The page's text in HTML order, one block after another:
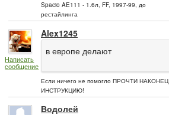
Spacio AE111 - 1.6л, FF, 1997-99, до
рестайлинга
Написать
сообщение
Alex1245
в европе делают
Если ничего не помогло ПРОЧТИ НАКОНЕЦ
ИНСТРУКЦИЮ!
Водолей